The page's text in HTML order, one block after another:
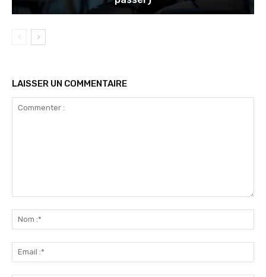
LAISSER UN COMMENTAIRE
:*
:*